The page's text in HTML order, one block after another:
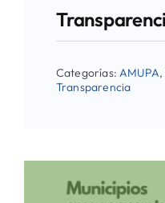
Categorías:AMUPA,
Transparencia